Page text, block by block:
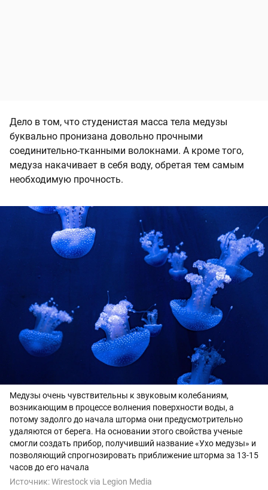
Дело в том, что студенистая масса тела медузы
буквально пронизана довольно прочными
соединительно-тканными волокнами. А кроме того,
медуза накачивает в себя воду, обретая тем самым
необходимую прочность.
Медузы очень чувствительны к звуковым колебаниям,
возникающим в процессе волнения поверхности воды, а
потому задолго до начала шторма они предусмотрительно
удаляются от берега. На основании этого свойства ученые
смогли создать прибор, получивший название «Ухо медузы» и
позволяющий спрогнозировать приближение шторма за 13-15
часов до его начала
Источник:Wirestock via Legion Media